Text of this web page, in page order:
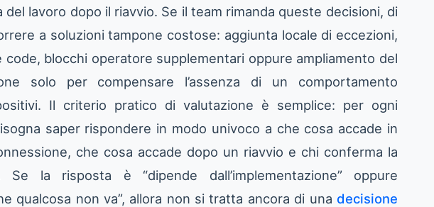
del lavoro dopo il riavvio. Se il team rimanda queste decisioni, di
a soluzioni tampone costose: aggiunta locale di eccezioni,
code, blocchi operatore supplementari oppure ampliamento del
solo per compensare l’assenza di un comportamento
Il criterio pratico di valutazione è semplice: per ogni
saper rispondere in modo univoco a che cosa accade in
che cosa accade dopo un riavvio e chi conferma la
la risposta è “dipende dall’implementazione” oppure
qualcosa non va”, allora non si tratta ancora di una decisione